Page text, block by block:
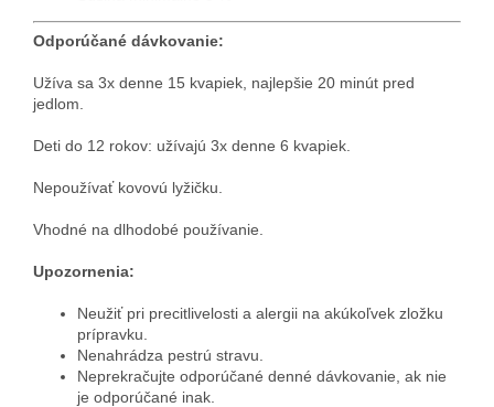
Odporúčané dávkovanie:
Užíva sa 3x denne 15 kvapiek, najlepšie 20 minút pred
jedlom.
Deti do 12 rokov: užívajú 3x denne 6 kvapiek.
Nepoužívať kovovú lyžičku.
Vhodné na dlhodobé používanie.
Upozornenia:
Neužiť pri precitlivelosti a alergii na akúkoľvek zložku
prípravku.
Nenahrádza pestrú stravu.
Neprekračujte odporúčané denné dávkovanie, ak nie
je odporúčané inak.